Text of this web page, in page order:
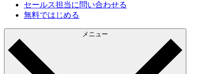
セールス担当に問い合わせる
無料ではじめる
メニュー